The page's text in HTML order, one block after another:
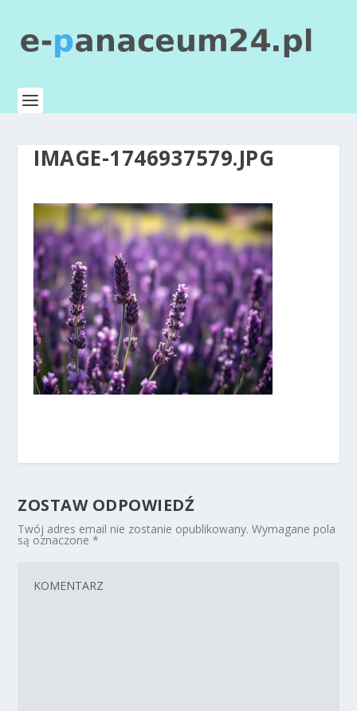
IMAGE-1746937579.JPG
ZOSTAW ODPOWIEDŹ
Twój adres email nie zostanie opublikowany. Wymagane pola
są oznaczone*